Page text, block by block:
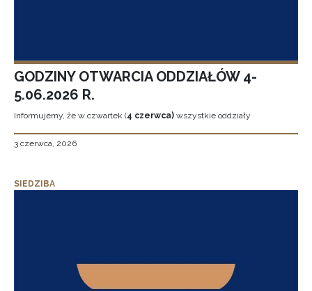
GODZINY OTWARCIA ODDZIAŁÓW 4-
5.06.2026 R.
Informujemy, że w czwartek (4 czerwca) wszystkie oddziały
3 czerwca, 2026
SIEDZIBA